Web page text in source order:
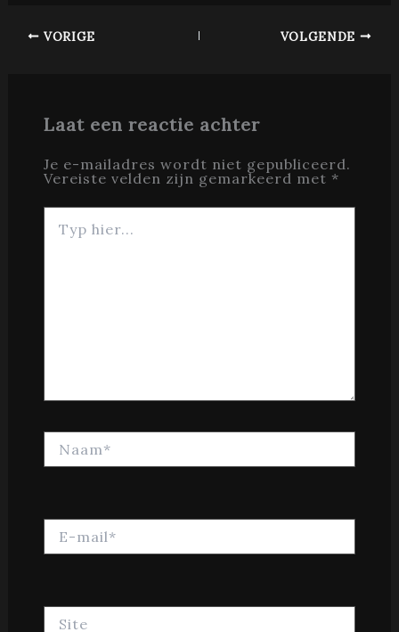
VORIGE VOLGENDE
Laat een reactie achter
Je e-mailadres wordt niet gepubliceerd.
Vereiste velden zijn gemarkeerd met *
hier...
mail*